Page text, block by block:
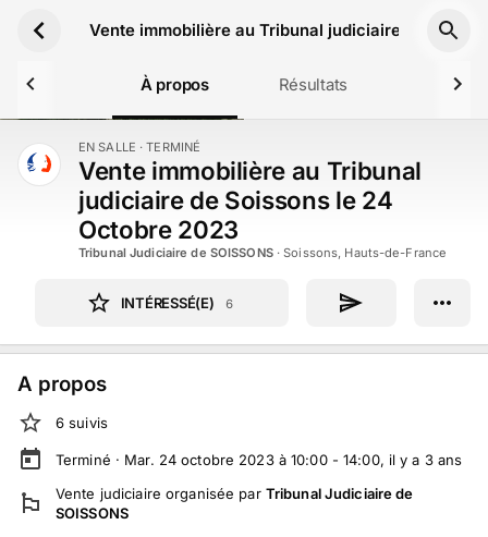
Vente immobilière au Tribunal judiciaire de
À propos Résultats
TERMINÉ EN SALLE · TERMINÉ
Vente immobilière au Tribunal
judiciaire de Soissons le 24
Octobre 2023
Tribunal Judiciaire de SOISSONS·Soissons, Hauts-de-France
INTÉRESSÉ(E) 6
A propos
6 suivis
Terminé · Mar. 24 octobre 2023 à 10:00 - 14:00, il y a 3 ans
Vente judiciaire organisée par Tribunal Judiciaire de
SOISSONS